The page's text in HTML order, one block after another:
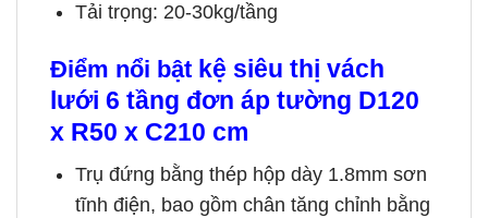
Tải trọng: 20-30kg/tầng
Điểm nổi bật kệ siêu thị vách
lưới 6 tầng đơn áp tường D120
x R50 x C210 cm
Trụ đứng bằng thép hộp dày 1.8mm sơn
tĩnh điện, bao gồm chân tăng chỉnh bằng